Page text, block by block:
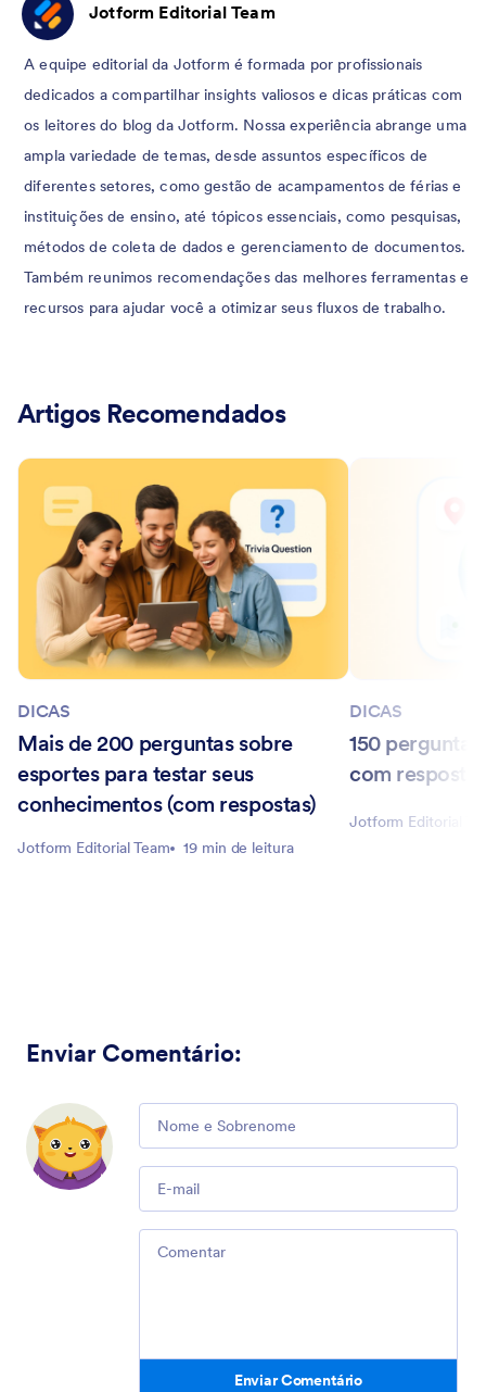
Jotform Editorial Team
A equipe editorial da Jotform é formada por profissionais
dedicados a compartilhar insights valiosos e dicas práticas com
os leitores do blog da Jotform. Nossa experiência abrange uma
ampla variedade de temas, desde assuntos específicos de
diferentes setores, como gestão de acampamentos de férias e
instituições de ensino, até tópicos essenciais, como pesquisas,
métodos de coleta de dados e gerenciamento de documentos.
Também reunimos recomendações das melhores ferramentas e
recursos para ajudar você a otimizar seus fluxos de trabalho.
Artigos Recomendados
DICAS
Mais de 200 perguntas sobre
esportes para testar seus
conhecimentos (com respostas)
Jotform Editorial Team 19 min de leitura
DICAS
150
com
Jotform Editorial
Enviar Comentário:
Comment
Email
Comment
Enviar Comentário